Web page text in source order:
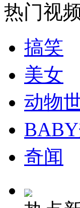
纽约上演“枕头
司机酒驾遇交
热门视
搞笑
美女
动物
奇闻